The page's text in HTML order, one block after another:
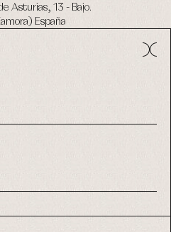
Asturias, 13 - Bajo.
España
PRIMER BEBÉ.